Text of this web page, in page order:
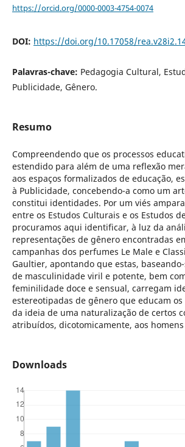
https://orcid.org/0000-0003-4754-0074
DOI: https://doi.org/10.17058/
Palavras-chave: Pedagogia Cultural,
Publicidade, Gênero.
Resumo
Compreendendo que os processos
estendido para além de uma reflexão
aos espaços formalizados de educação,
à Publicidade, concebendo-a como um
constitui identidades. Por um viés
entre os Estudos Culturais e os Estudos
procuramos aqui identificar, à luz da
representações de gênero encontradas
campanhas dos perfumes Le Male e
Gaultier, apontando que estas,
de masculinidade viril e potente, bem
feminilidade doce e sensual, carregam
estereotipadas de gênero que educam
da ideia de uma naturalização de certos
atribuídos, dicotomicamente, aos
Downloads